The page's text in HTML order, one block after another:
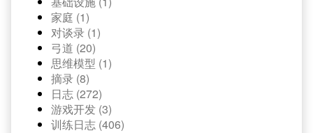
家庭 (1)
对谈录 (1)
弓道 (20)
思维模型 (1)
摘录 (8)
日志 (272)
游戏开发 (3)
训练日志 (406)